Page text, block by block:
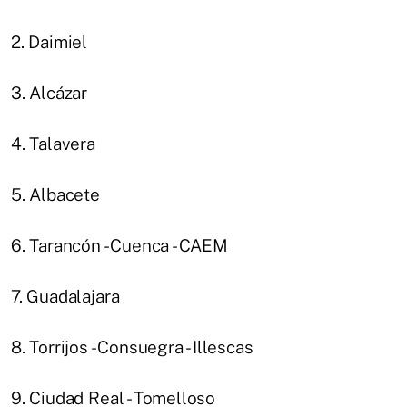
2. Daimiel
3. Alcázar
4. Talavera
5. Albacete
6. Tarancón - Cuenca - CAEM
7. Guadalajara
8. Torrijos - Consuegra - Illescas
9. Ciudad Real - Tomelloso